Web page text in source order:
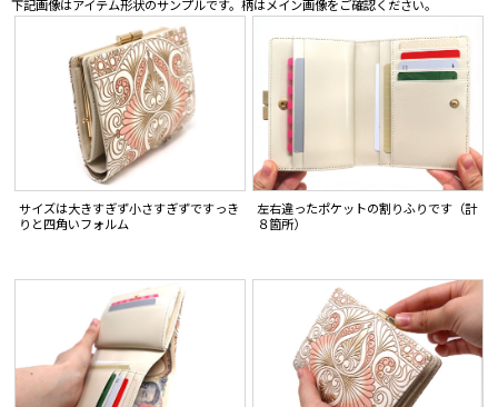
下記画像はアイテム形状のサンプルです。柄はメイン画像をご確認ください。
サイズは大きすぎず小さすぎずですっき
りと四角いフォルム
左右違ったポケットの割りふりです（計
８箇所）